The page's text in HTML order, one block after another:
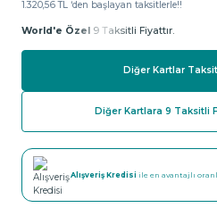
1.320,56 TL ‘den başlayan taksitlerle!!
World'e Özel 9 Taksitli Fiyattır.
Diğer Kartlar
Diğer Kartlara 9 Taksitli
Alışveriş Kredisi ile en avantajlı